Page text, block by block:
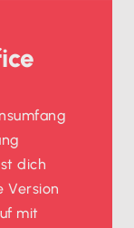
dich
Version
mit